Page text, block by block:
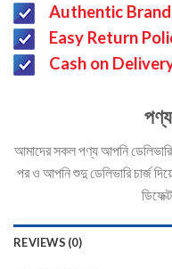
Authentic
Easy Return
Cash on
পণ্য
আমাদের সকল পণ্য আপনি
পর ও আপনি শুদু ডেলিভারি চার্জ
REVIEWS (0)